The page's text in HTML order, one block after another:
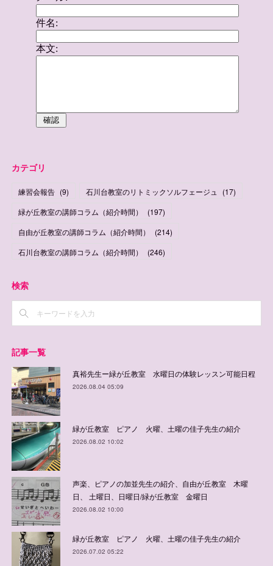
カテゴリ
練習会報告 (9) 石川台教室のリトミックソルフェージュ (17)
緑が丘教室の講師コラム（紹介時間）
(197)
自由が丘教室の講師コラム（紹介時間）
(214)
石川台教室の講師コラム（紹介時間）
(246)
検索
記事一覧
真裕先生ー緑が丘教室 水曜日の体験レッスン可能日程
2026.08.04 05:09
緑が丘教室 ピアノ 火曜、土曜の佳子先生の紹介
2026.08.02 10:02
声楽、ピアノの加並先生の紹介、自由が丘教室 木曜
日、 土曜日、日曜日/緑が丘教室 金曜日
2026.08.02 10:00
緑が丘教室 ピアノ 火曜、土曜の佳子先生の紹介
2026.07.02 05:22